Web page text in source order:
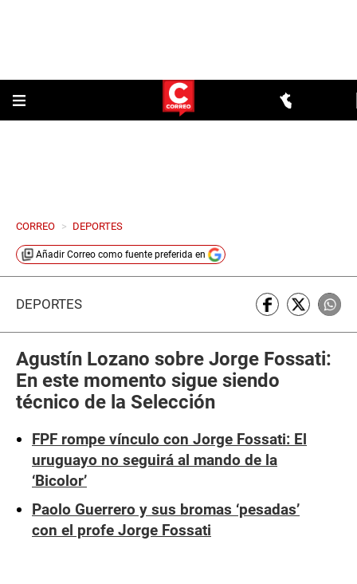
CORREO > DEPORTES
Añadir Correo como fuente preferida en
DEPORTES
Agustín Lozano sobre Jorge Fossati:
En este momento sigue siendo
técnico de la Selección
FPF rompe vínculo con Jorge Fossati: El
uruguayo no seguirá al mando de la
‘Bicolor’
Paolo Guerrero y sus bromas ‘pesadas’
con el profe Jorge Fossati